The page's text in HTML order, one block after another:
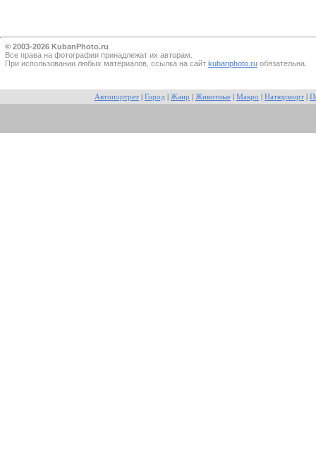
© 2003-2026 KubanPhoto.ru
Все прaва на фотографии принадлежат их авторам.
При использовании любых материалов, ссылка на сайт kubanphoto.ru обязательна.
Автопортрет Город Жанр Животные Макро Натюрморт